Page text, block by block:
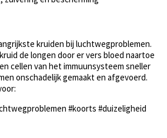
kruiden bij luchtwegproblemen.
de longen door er vers bloed naartoe
cellen van het immuunsysteem sneller
onschadelijk gemaakt en afgevoerd.
#koorts #duizeligheid